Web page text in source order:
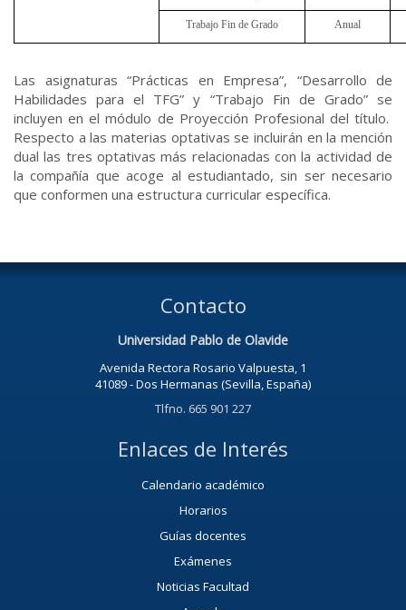
Trabajo Fin de Grado Anual
Las asignaturas “Prácticas en Empresa”, “Desarrollo de
Habilidades para el TFG” y “Trabajo Fin de Grado” se
incluyen en el módulo de Proyección Profesional del título.
Respecto a las materias optativas se incluirán en la mención
dual las tres optativas más relacionadas con la actividad de
la compañía que acoge al estudiantado, sin ser necesario
que conformen una estructura curricular específica.
Contacto
Universidad Pablo de Olavide
Avenida Rectora Rosario Valpuesta, 1
41089 - Dos Hermanas (Sevilla, España)
Tlfno. 665 901 227
Enlaces de Interés
Calendario académico
Horarios
Guías docentes
Exámenes
Noticias Facultad